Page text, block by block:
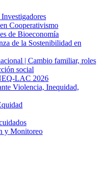
Cooperativismo
de Bioeconomía
de la Sostenibilidad en
| Cambio familiar, roles
social
LAC 2026
Violencia, Inequidad,
y Monitoreo